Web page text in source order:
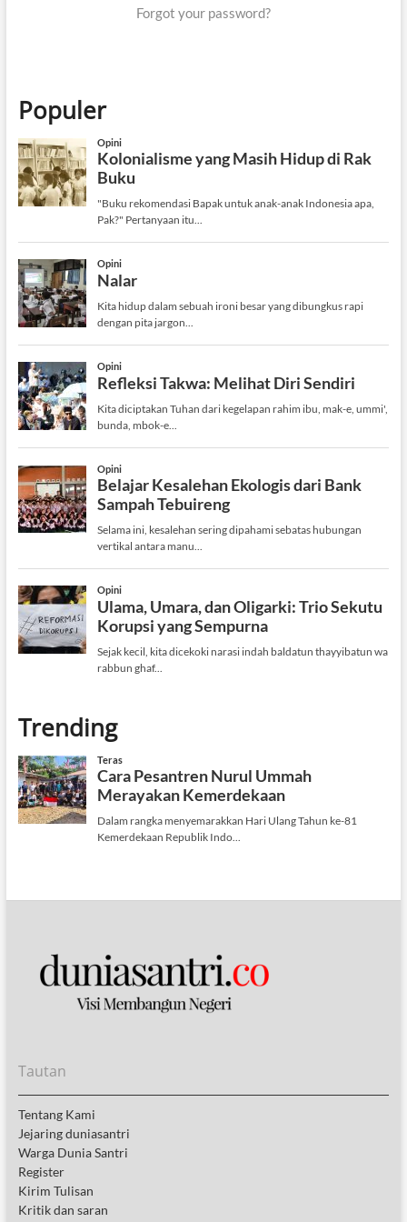
Forgot your password?
Populer
Trending
Tautan
Tentang Kami
Jejaring duniasantri
Warga Dunia Santri
Register
Kirim Tulisan
Kritik dan saran